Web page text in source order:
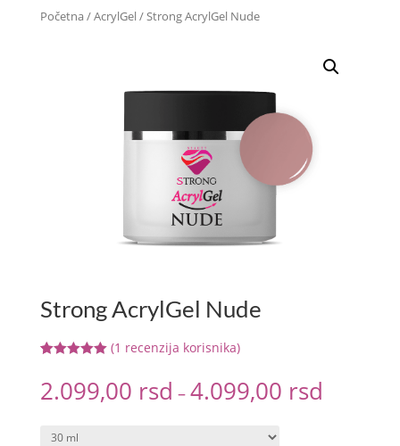
Početna/AcrylGel/ Strong AcrylGel Nude
Strong AcrylGel Nude
osnovu
ocene kupca
(1 recenzija korisnika)
2.099,00 rsd – 4.099,00 rsd